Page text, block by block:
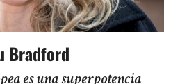
Bradford
es una superpotencia